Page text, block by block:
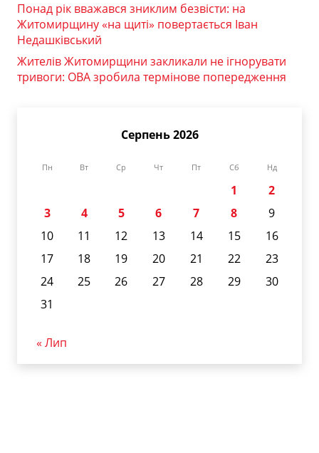
Понад рік вважався зниклим безвісти: на
Житомирщину «на щиті» повертається Іван
Недашківський
Жителів Житомирщини закликали не ігнорувати
тривоги: ОВА зробила термінове попередження
Серпень 2026
Пн Вт Ср Чт Пт Сб Нд
1
2
3
4 5 6 7 8
9
10
11 12 13 14 15
16
17
18 19 20 21 22
23
24
25 26 27 28 29
30
31
« Лип